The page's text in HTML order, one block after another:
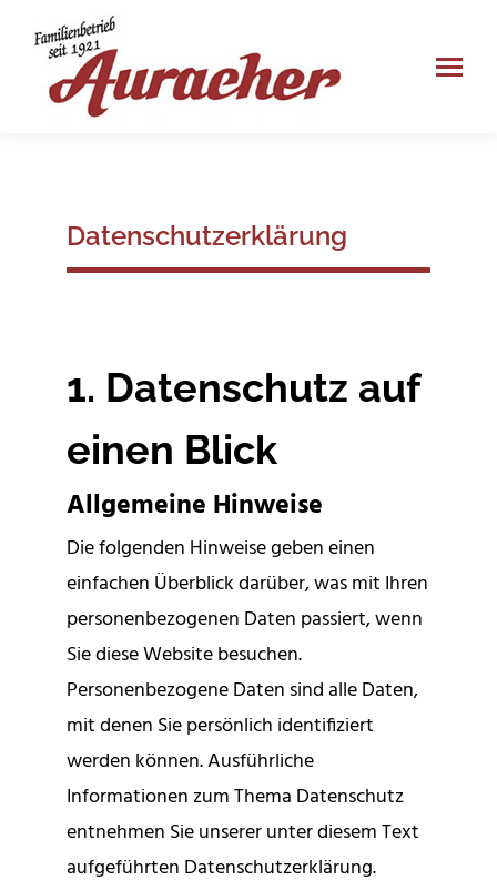
Datenschutzerklärung
1. Datenschutz auf
einen Blick
Allgemeine Hinweise
Die folgenden Hinweise geben einen
einfachen Überblick darüber, was mit Ihren
personenbezogenen Daten passiert, wenn
Sie diese Website besuchen.
Personenbezogene Daten sind alle Daten,
mit denen Sie persönlich identifiziert
werden können. Ausführliche
Informationen zum Thema Datenschutz
entnehmen Sie unserer unter diesem Text
aufgeführten Datenschutzerklärung.